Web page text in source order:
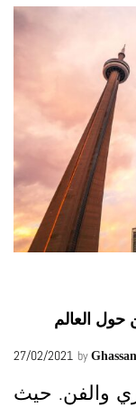
حول العالم
27/02/2021 by
والفن. حيث